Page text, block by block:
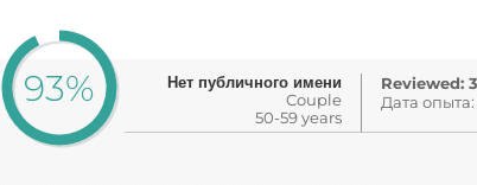
93%
Нет публичного имени
Couple
50-59 years
Reviewed:
Дата